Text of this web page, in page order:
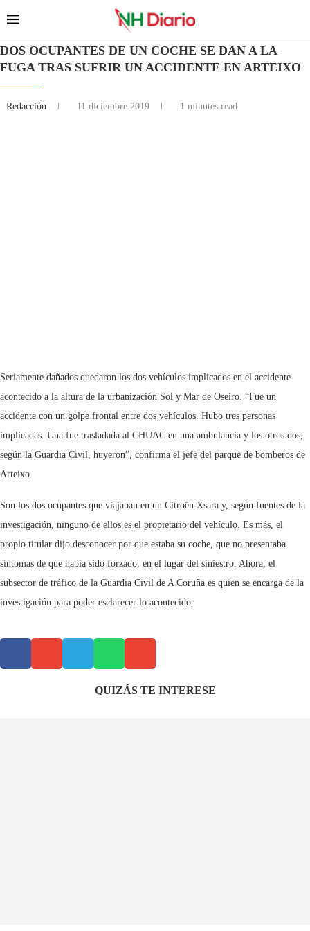
DOS OCUPANTES DE UN COCHE SE DAN A LA
FUGA TRAS SUFRIR UN ACCIDENTE EN ARTEIXO
Redacción 11 diciembre 2019 1 minutes read
Seriamente dañados quedaron los dos vehículos implicados en el accidente
acontecido a la altura de la urbanización Sol y Mar de Oseiro. “Fue un
accidente con un golpe frontal entre dos vehículos. Hubo tres personas
implicadas. Una fue trasladada al CHUAC en una ambulancia y los otros dos,
según la Guardia Civil, huyeron”, confirma el jefe del parque de bomberos de
Arteixo.
Son los dos ocupantes que viajaban en un Citroën Xsara y, según fuentes de la
investigación, ninguno de ellos es el propietario del vehículo. Es más, el
propio titular dijo desconocer por que estaba su coche, que no presentaba
síntomas de que había sido forzado, en el lugar del siniestro. Ahora, el
subsector de tráfico de la Guardia Civil de A Coruña es quien se encarga de la
investigación para poder esclarecer lo acontecido.
QUIZÁS TE INTERESE